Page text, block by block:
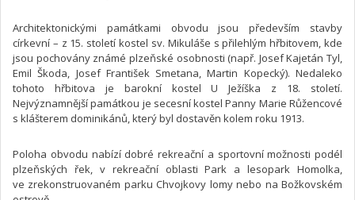
Architektonickými památkami obvodu jsou především stavby
církevní – z 15. století kostel sv. Mikuláše s přilehlým hřbitovem, kde
jsou pochovány známé plzeňské osobnosti (např. Josef Kajetán Tyl,
Emil Škoda, Josef František Smetana, Martin Kopecký). Nedaleko
tohoto hřbitova je barokní kostel U Ježíška z 18. století.
Nejvýznamnější památkou je secesní kostel Panny Marie Růžencové
s klášterem dominikánů, který byl dostavěn kolem roku 1913.
Poloha obvodu nabízí dobré rekreační a sportovní možnosti podél
plzeňských řek, v rekreační oblasti Park a lesopark Homolka,
ve zrekonstruovaném parku Chvojkovy lomy nebo na Božkovském